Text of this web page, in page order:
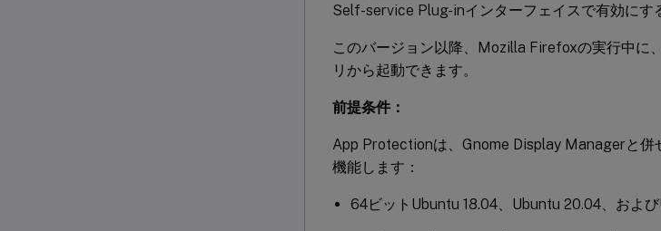
Self-service Plug-inインターフェイスで有効にす
このバージョン以降、Mozilla Firefoxの実行中に
リから起動できます。
前提条件：
App Protectionは、Gnome Display Managerと併
機能します：
64ビットUbuntu 18.04、Ubuntu 20.04、およ